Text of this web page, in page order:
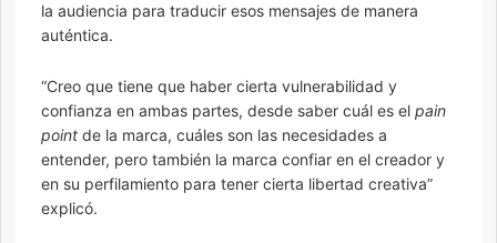
la audiencia para traducir esos mensajes de manera
auténtica.
“Creo que tiene que haber cierta vulnerabilidad y
confianza en ambas partes, desde saber cuál es el pain
point de la marca, cuáles son las necesidades a
entender, pero también la marca confiar en el creador y
en su perfilamiento para tener cierta libertad creativa”
explicó.